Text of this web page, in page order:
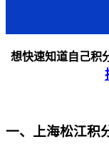
想快速知道自己积
一、上海松江积